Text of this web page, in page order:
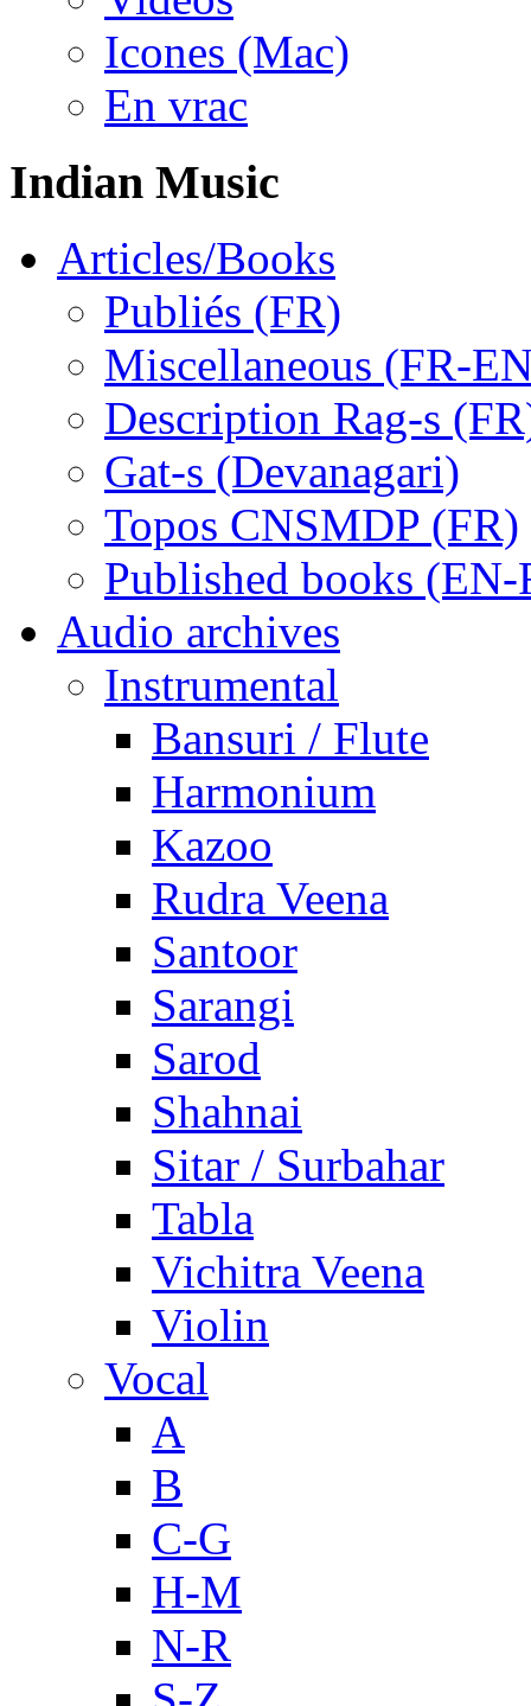
Icones (Mac)
En vrac
Indian Music
Articles/Books
Publiés (FR)
Miscellaneous (FR-
Description Rag-s
Gat-s (Devanagari)
Topos CNSMDP (FR)
Published books (EN-
Audio archives
Instrumental
Bansuri / Flute
Harmonium
Kazoo
Rudra Veena
Santoor
Sarangi
Sarod
Shahnai
Sitar / Surbahar
Tabla
Vichitra Veena
Violin
Vocal
A
B
C-G
H-M
N-R